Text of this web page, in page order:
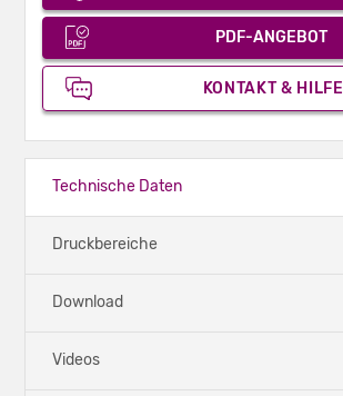
PDF-ANGEBOT
KONTAKT & HILFE
Technische Daten
Druckbereiche
Download
Videos